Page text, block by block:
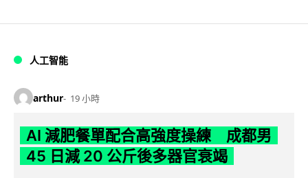
人工智能
arthur 19 小時
AI 減肥餐單配合高強度操練 成都男
45 日減 20 公斤後多器官衰竭